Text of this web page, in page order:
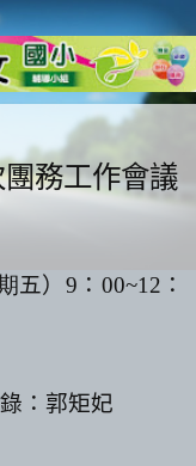
務工作會議
五） 9 ： 00~12 ：
：郭矩妃